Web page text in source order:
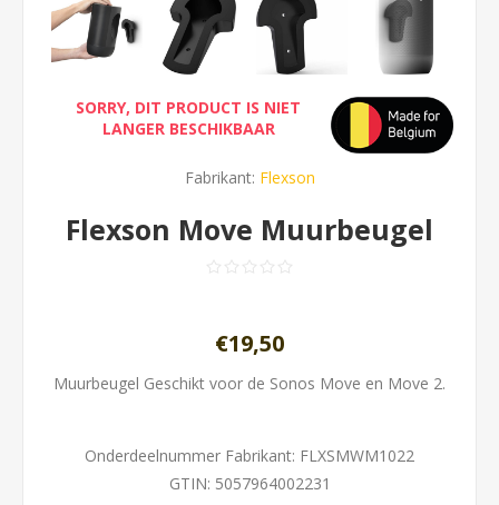
SORRY, DIT PRODUCT IS NIET
LANGER BESCHIKBAAR
Fabrikant: Flexson
Flexson Move Muurbeugel
€19,50
Muurbeugel Geschikt voor de Sonos Move en Move 2.
Onderdeelnummer Fabrikant: FLXSMWM1022
GTIN: 5057964002231